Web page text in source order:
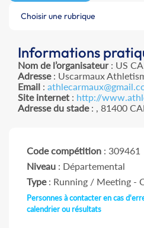
Choisir une rubrique
Informations
Nom de l’organisateur: US
Adresse: Uscarmaux
Email :
Site internet : http://
Adresse du stade: , 81400
Code compétition : 309461
Niveau : Départemental
Type: Running / Meeting -
Personnes à contacter en cas
calendrier ou résultats